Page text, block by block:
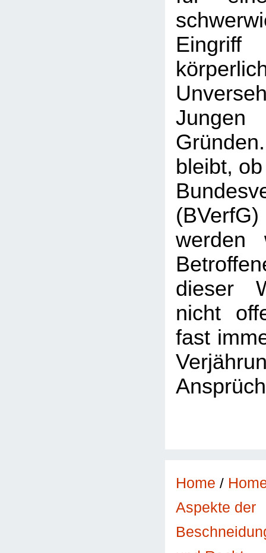
bleibt,
werden
dieser
nicht
fast
Home /
Aspekte der